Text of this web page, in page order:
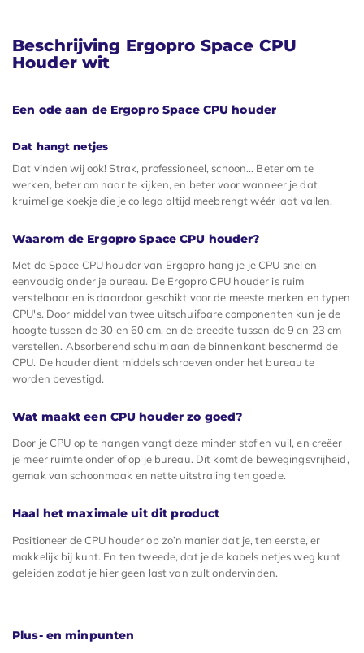
Beschrijving Ergopro Space CPU
Houder wit
Een ode aan de Ergopro Space CPU houder
Dat hangt netjes
Dat vinden wij ook! Strak, professioneel, schoon… Beter om te
werken, beter om naar te kijken, en beter voor wanneer je dat
kruimelige koekje die je collega altijd meebrengt wéér laat vallen.
Waarom de Ergopro Space CPU houder?
Met de Space CPU houder van Ergopro hang je je CPU snel en
eenvoudig onder je bureau. De Ergopro CPU houder is ruim
verstelbaar en is daardoor geschikt voor de meeste merken en typen
CPU's. Door middel van twee uitschuifbare componenten kun je de
hoogte tussen de 30 en 60 cm, en de breedte tussen de 9 en 23 cm
verstellen. Absorberend schuim aan de binnenkant beschermd de
CPU. De houder dient middels schroeven onder het bureau te
worden bevestigd.
Wat maakt een CPU houder zo goed?
Door je CPU op te hangen vangt deze minder stof en vuil, en creëer
je meer ruimte onder of op je bureau. Dit komt de bewegingsvrijheid,
gemak van schoonmaak en nette uitstraling ten goede.
Haal het maximale uit dit product
Positioneer de CPU houder op zo’n manier dat je, ten eerste, er
makkelijk bij kunt. En ten tweede, dat je de kabels netjes weg kunt
geleiden zodat je hier geen last van zult ondervinden.
Plus- en minpunten